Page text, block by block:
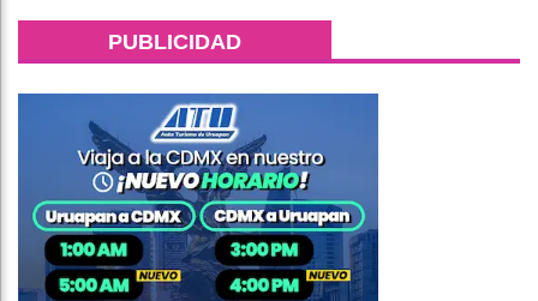
PUBLICIDAD